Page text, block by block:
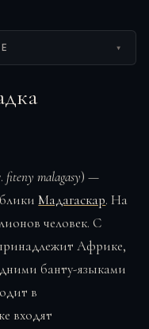
▾
fiteny malagasy) —
Мадагаскар. На
человек. С
Африке,
банту-языками
в
входят